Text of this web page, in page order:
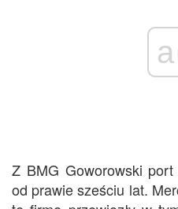
Z BMG Goworowski
od prawie sześciu lat.